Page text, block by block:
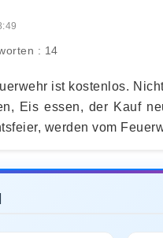
: 14
ist kostenlos.
Eis essen, der Kauf
werden vom